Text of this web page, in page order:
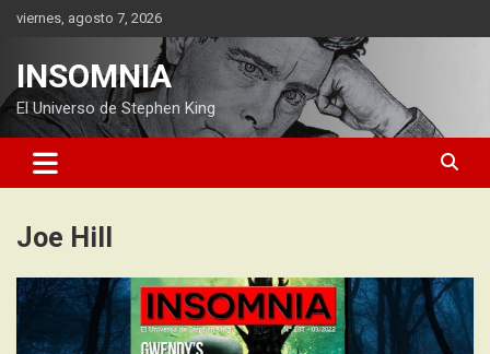
Saltarviernes, agosto 7, 2026
INSOMNIA
El Universo de Stephen King
Joe Hill